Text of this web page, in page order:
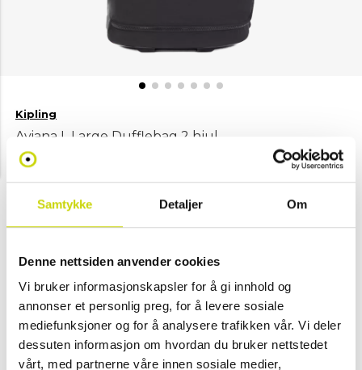
Samtykke Detaljer Om
Denne nettsiden anvender cookies
Vi bruker informasjonskapsler for å gi innhold og
annonser et personlig preg, for å levere sosiale
mediefunksjoner og for å analysere trafikken vår. Vi deler
dessuten informasjon om hvordan du bruker nettstedet
vårt, med partnerne våre innen sosiale medier,
Kipling
Aviana L Large Dufflebag 2 hjul
NOK 2,049
Velg farge
Svart
Legg i handlekurv
Klikk & hent